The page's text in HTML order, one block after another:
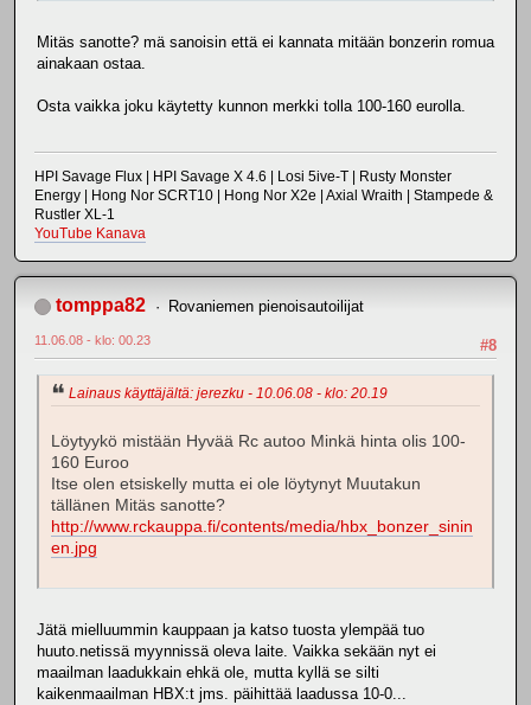
Mitäs sanotte? mä sanoisin että ei kannata mitään bonzerin romua
ainakaan ostaa.
Osta vaikka joku käytetty kunnon merkki tolla 100-160 eurolla.
HPI Savage Flux | HPI Savage X 4.6 | Losi 5ive-T | Rusty Monster
Energy | Hong Nor SCRT10 | Hong Nor X2e | Axial Wraith | Stampede &
Rustler XL-1
YouTube Kanava
tomppa82 Rovaniemen pienoisautoilijat
#8
11.06.08 - klo: 00.23
Lainaus käyttäjältä: jerezku - 10.06.08 - klo: 20.19
Löytyykö mistään Hyvää Rc autoo Minkä hinta olis 100-
160 Euroo
Itse olen etsiskelly mutta ei ole löytynyt Muutakun
tällänen Mitäs sanotte?
http://www.rckauppa.fi/contents/media/hbx_bonzer_sinin
en.jpg
Jätä mielluummin kauppaan ja katso tuosta ylempää tuo
huuto.netissä myynnissä oleva laite. Vaikka sekään nyt ei
maailman laadukkain ehkä ole, mutta kyllä se silti
kaikenmaailman HBX:t jms. päihittää laadussa 10-0...